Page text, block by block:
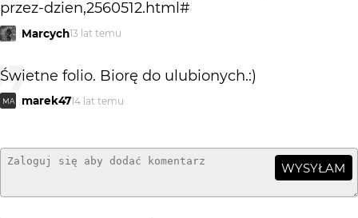
przez-dzien,2560512.html#
Marcych13 lat temu
Świetne folio. Biorę do ulubionych.:)
MA marek4714 lat temu
WYSYŁAM